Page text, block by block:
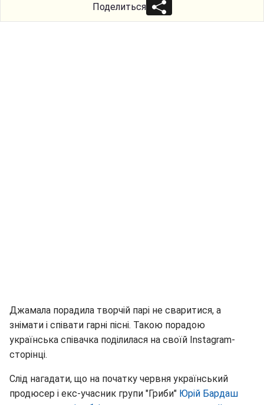
Поделиться
Джамала порадила творчій парі не сваритися, а
знімати і співати гарні пісні. Такою порадою
українська співачка поділилася на своїй Іnstagram-
сторінці.
Слід нагадати, що на початку червня український
продюсер і екс-учасник групи "Гриби" Юрій Бардаш